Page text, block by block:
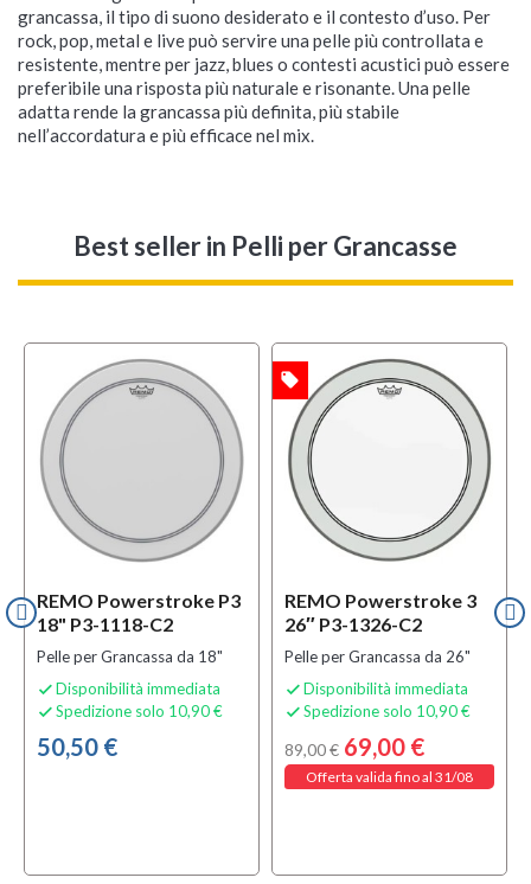
grancassa, il tipo di suono desiderato e il contesto d’uso. Per
rock, pop, metal e live può servire una pelle più controllata e
resistente, mentre per jazz, blues o contesti acustici può essere
preferibile una risposta più naturale e risonante. Una pelle
adatta rende la grancassa più definita, più stabile
nell’accordatura e più efficace nel mix.
Best sellerin Pelli per Grancasse
REMO Powerstroke P3
18" P3-1118-C2
Pelle per Grancassa da 18"
 Disponibilità immediata
 Spedizione solo 10,90 €
50,50 €
REMO Powerstroke 3
26″ P3-1326-C2
Pelle per Grancassa da 26"
 Disponibilità immediata
 Spedizione solo 10,90 €
89,00 € 69,00 €
Offerta valida fino al 31/08
OFFERTA local_offer